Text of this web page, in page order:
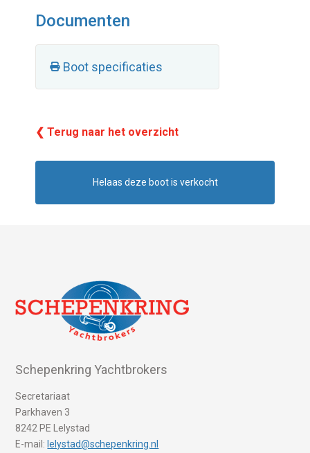
Documenten
Boot specificaties
❮ Terug naar het overzicht
Helaas deze boot is verkocht
Schepenkring Yachtbrokers
Secretariaat
Parkhaven 3
8242 PE Lelystad
E-mail: lelystad@schepenkring.nl